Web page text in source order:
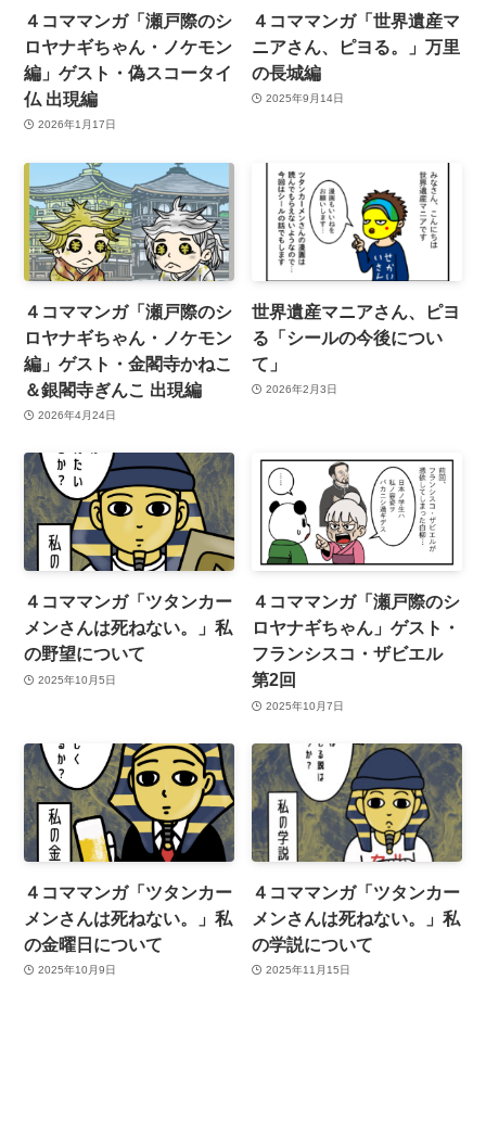
４コママンガ「瀬戸際のシ
ロヤナギちゃん・ノケモン
編」ゲスト・偽スコータイ
仏 出現編
2026年1月17日
４コママンガ「世界遺産マ
ニアさん、ピヨる。」万里
の長城編
2025年9月14日
４コママンガ「瀬戸際のシ
ロヤナギちゃん・ノケモン
編」ゲスト・金閣寺かねこ
＆銀閣寺ぎんこ 出現編
2026年4月24日
世界遺産マニアさん、ピヨ
る「シールの今後につい
て」
2026年2月3日
４コママンガ「ツタンカー
メンさんは死ねない。」私
の野望について
2025年10月5日
４コママンガ「瀬戸際のシ
ロヤナギちゃん」ゲスト・
フランシスコ・ザビエル
第2回
2025年10月7日
４コママンガ「ツタンカー
メンさんは死ねない。」私
の金曜日について
2025年10月9日
４コママンガ「ツタンカー
メンさんは死ねない。」私
の学説について
2025年11月15日